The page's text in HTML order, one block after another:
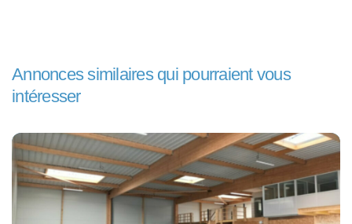
Annonces similaires qui pourraient vous
intéresser